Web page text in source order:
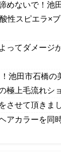
めないで！池
性スピエラ×
ってダメージ
池田市石橋の
極上毛流れシ
させて頂きま
アカラーを同